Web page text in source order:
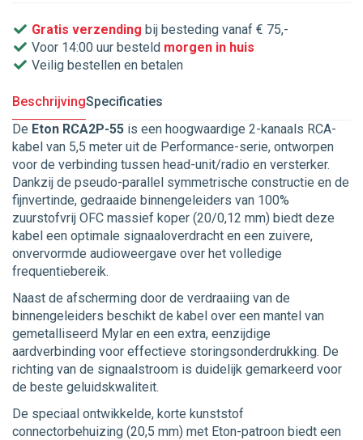
Gratis verzending bij besteding vanaf € 75,-
Voor 14:00 uur besteld morgen in huis
Veilig bestellen en betalen
BeschrijvingSpecificaties
De Eton RCA2P-55 is een hoogwaardige 2-kanaals RCA-
kabel van 5,5 meter uit de Performance-serie, ontworpen
voor de verbinding tussen head-unit/radio en versterker.
Dankzij de pseudo-parallel symmetrische constructie en de
fijnvertinde, gedraaide binnengeleiders van 100%
zuurstofvrij OFC massief koper (20/0,12 mm) biedt deze
kabel een optimale signaaloverdracht en een zuivere,
onvervormde audioweergave over het volledige
frequentiebereik.
Naast de afscherming door de verdraaiing van de
binnengeleiders beschikt de kabel over een mantel van
gemetalliseerd Mylar en een extra, eenzijdige
aardverbinding voor effectieve storingsonderdrukking. De
richting van de signaalstroom is duidelijk gemarkeerd voor
de beste geluidskwaliteit.
De speciaal ontwikkelde, korte kunststof
connectorbehuizing (20,5 mm) met Eton-patroon biedt een